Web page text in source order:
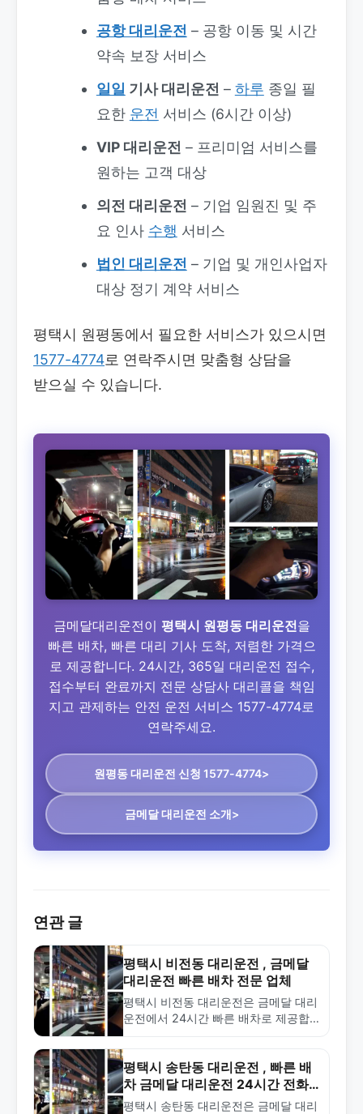
공항 대리운전 – 공항 이동 및 시간
약속 보장 서비스
일일 기사 대리운전 – 하루 종일 필
요한 운전 서비스 (6시간 이상)
VIP 대리운전 – 프리미엄 서비스를
원하는 고객 대상
의전 대리운전 – 기업 임원진 및 주
요 인사 수행 서비스
법인 대리운전 – 기업 및 개인사업자
대상 정기 계약 서비스
평택시 원평동에서 필요한 서비스가 있으시면
1577-4774로 연락주시면 맞춤형 상담을
받으실 수 있습니다.
금메달대리운전이 평택시 원평동 대리운전을
빠른 배차, 빠른 대리 기사 도착, 저렴한 가격으
로 제공합니다. 24시간, 365일 대리운전 접수,
접수부터 완료까지 전문 상담사 대리콜을 책임
지고 관제하는 안전 운전 서비스 1577-4774로
연락주세요.
원평동 대리운전 신청 1577-4774>
금메달 대리운전 소개>
연관 글
평택시 비전동 대리운전 , 금메달
대리운전 빠른 배차 전문 업체
평택시 비전동 대리운전은 금메달 대리
운전에서 24시간 빠른 배차로 제공합
하세요. 1577-4774로 전화하세요.
평택시 송탄동 대리운전 , 빠른 배
차 금메달 대리운전 24시간 전화
상담
평택시 송탄동 대리운전은 금메달 대리